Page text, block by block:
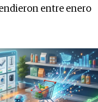
entre enero